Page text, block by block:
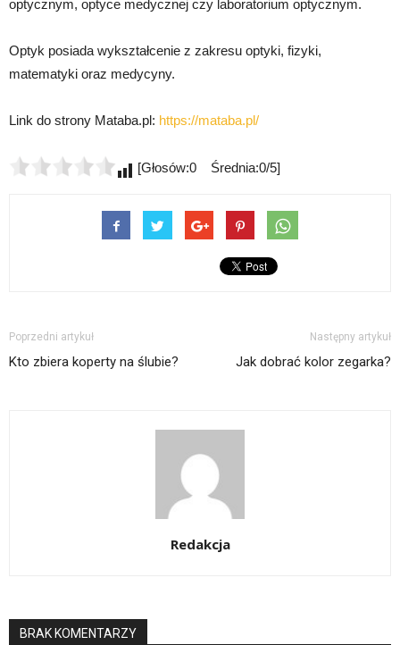
optycznym, optyce medycznej czy laboratorium optycznym.
Optyk posiada wykształcenie z zakresu optyki, fizyki,
matematyki oraz medycyny.
Link do strony Mataba.pl: https://mataba.pl/
[Głosów:0 Średnia:0/5]
Poprzedni artykuł
Kto zbiera koperty na ślubie?
Następny artykuł
Jak dobrać kolor zegarka?
Redakcja
BRAK KOMENTARZY